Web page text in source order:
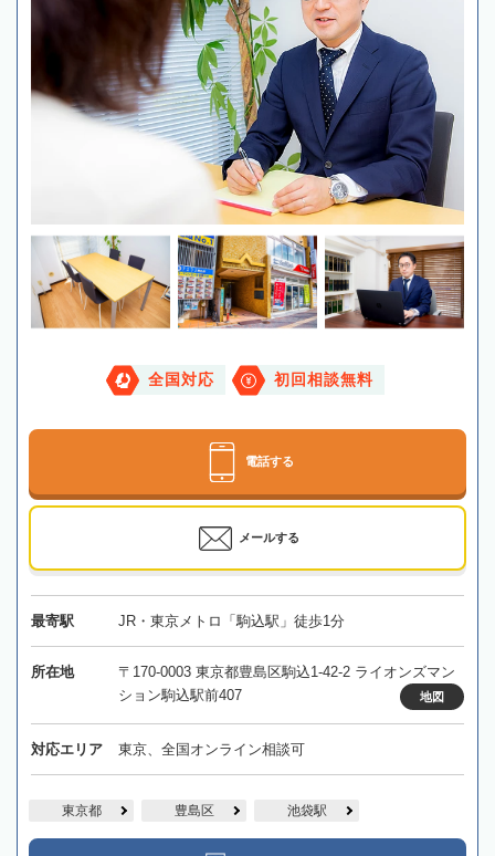
全国対応 初回相談無料
電話する
メールする
最寄駅 JR・東京メトロ「駒込駅」徒歩1分
所在地
〒170-0003 東京都豊島区駒込1-42-2 ライオンズマン
ション駒込駅前407
地図
対応エリア 東京、全国オンライン相談可
東京都 豊島区 池袋駅